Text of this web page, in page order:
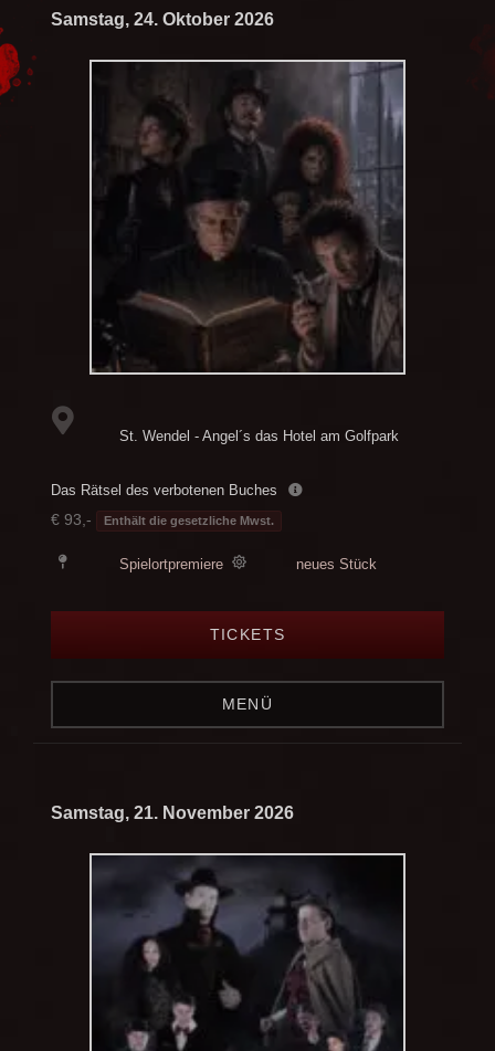
Samstag, 24. Oktober 2026
St. Wendel - Angel´s das Hotel am Golfpark
Das Rätsel des verbotenen Buches
€ 93,- Enthält die gesetzliche Mwst.
Spielortpremiere neues Stück
TICKETS
MENÜ
Samstag, 21. November 2026